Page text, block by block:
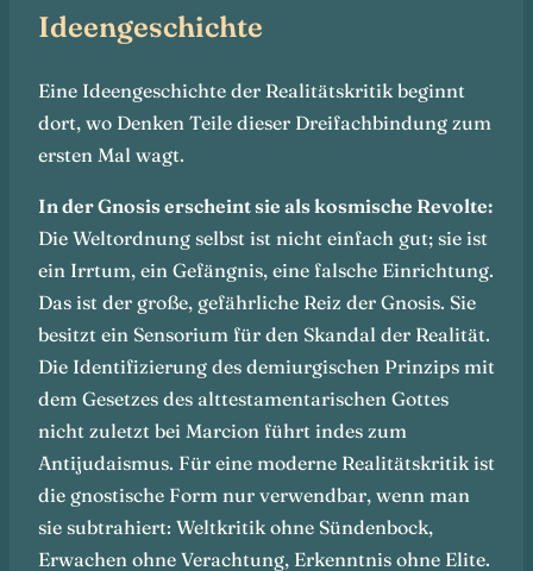
Ideengeschichte
Eine Ideengeschichte der Realitätskritik beginnt
dort, wo Denken Teile dieser Dreifachbindung zum
ersten Mal wagt.
In der Gnosis erscheint sie als kosmische Revolte:
Die Weltordnung selbst ist nicht einfach gut; sie ist
ein Irrtum, ein Gefängnis, eine falsche Einrichtung.
Das ist der große, gefährliche Reiz der Gnosis. Sie
besitzt ein Sensorium für den Skandal der Realität.
Die Identifizierung des demiurgischen Prinzips mit
dem Gesetzes des alttestamentarischen Gottes
nicht zuletzt bei Marcion führt indes zum
Antijudaismus. Für eine moderne Realitätskritik ist
die gnostische Form nur verwendbar, wenn man
sie subtrahiert: Weltkritik ohne Sündenbock,
Erwachen ohne Verachtung, Erkenntnis ohne Elite.